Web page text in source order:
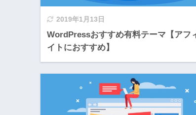
2019年1月13日
WordPressおすすめ有料テーマ【アフ
イトにおすすめ】